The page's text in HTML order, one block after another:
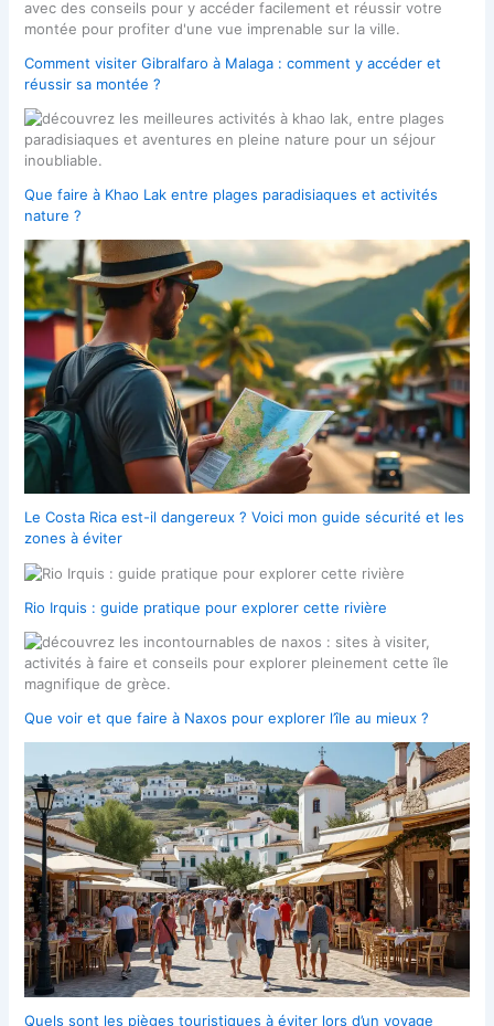
Comment visiter Gibralfaro à Malaga : comment y accéder et
réussir sa montée ?
Que faire à Khao Lak entre plages paradisiaques et activités
nature ?
Le Costa Rica est-il dangereux ? Voici mon guide sécurité et les
zones à éviter
Rio Irquis : guide pratique pour explorer cette rivière
Que voir et que faire à Naxos pour explorer l’île au mieux ?
Quels sont les pièges touristiques à éviter lors d’un voyage